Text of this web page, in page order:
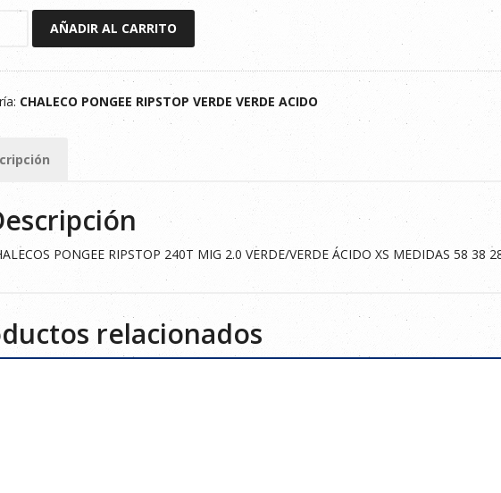
VERDE
AÑADIR AL CARRITO
CHALECO PONGEE RIPSTOP VERDE VERDE ACIDO
PONGEE RIPSTOP 240T MIG 2.0 VERDE/VERDE ÁCIDO XS MEDIDAS 58 38
relacionados